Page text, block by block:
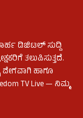
ಡಿಜಿಟಲ್ ಸುದ್ದಿ
ತಲುಪಿಸುತ್ತದೆ.
ವೇಗವಾಗಿ ಹಾಗೂ
TV Live — ನಿಮ್ಮ